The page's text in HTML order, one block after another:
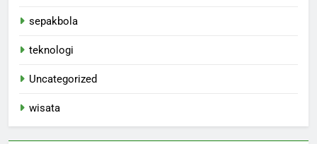
sepakbola
teknologi
Uncategorized
wisata